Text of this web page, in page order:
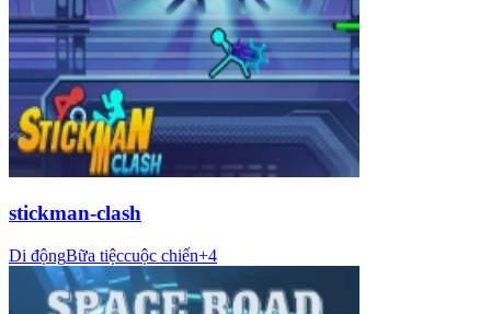
stickman-clash
Di độngBữa tiệccuộc chiến+4